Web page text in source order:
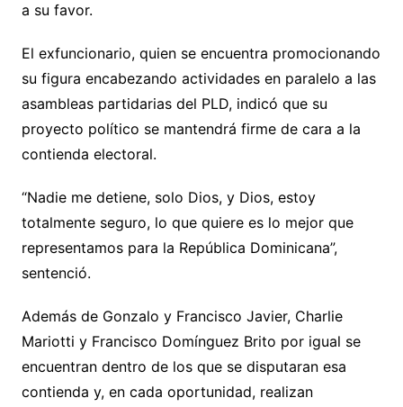
a su favor.
El exfuncionario, quien se encuentra promocionando
su figura encabezando actividades en paralelo a las
asambleas partidarias del PLD, indicó que su
proyecto político se mantendrá firme de cara a la
contienda electoral.
“Nadie me detiene, solo Dios, y Dios, estoy
totalmente seguro, lo que quiere es lo mejor que
representamos para la República Dominicana”,
sentenció.
Además de Gonzalo y Francisco Javier, Charlie
Mariotti y Francisco Domínguez Brito por igual se
encuentran dentro de los que se disputaran esa
contienda y, en cada oportunidad, realizan